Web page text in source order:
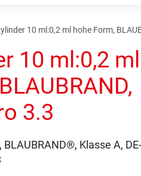
10 ml:0,2 ml hohe Form,
10 ml:0,2 ml
3.3
Klasse A, DE-